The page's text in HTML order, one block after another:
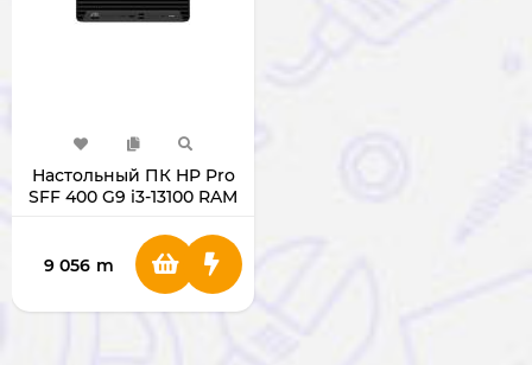
Настольный ПК HP Pro
SFF 400 G9 i3-13100 RAM
9 056 m